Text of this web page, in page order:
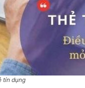
tín dụng